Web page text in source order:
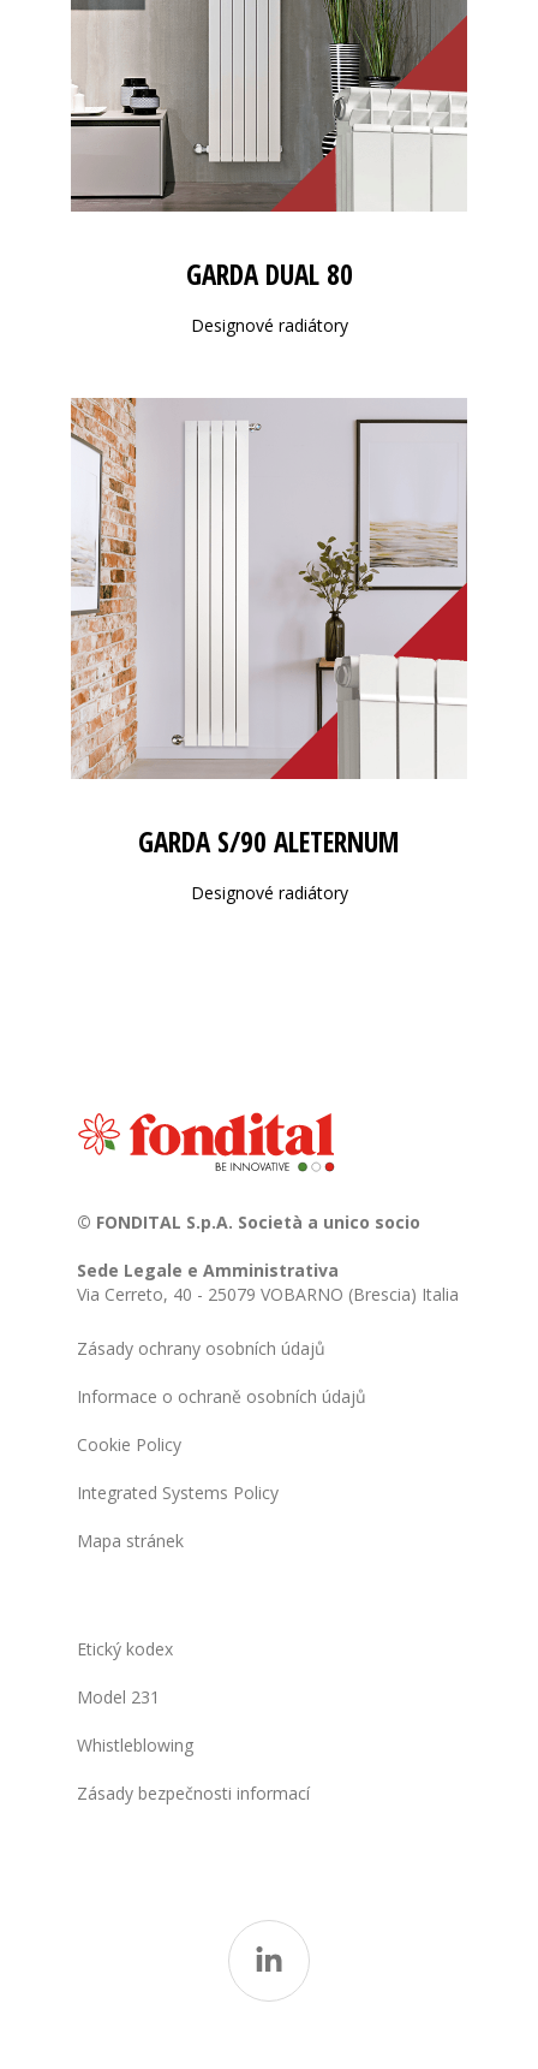
GARDA DUAL 80
Designové radiátory
GARDA S/90 ALETERNUM
Designové radiátory
© FONDITAL S.p.A. Società a unico socio
Sede Legale e Amministrativa
Via Cerreto, 40 - 25079 VOBARNO (Brescia) Italia
Zásady ochrany osobních údajů
Informace o ochraně osobních údajů
Cookie Policy
Integrated Systems Policy
Mapa stránek
Etický kodex
Model 231
Whistleblowing
Zásady bezpečnosti informací